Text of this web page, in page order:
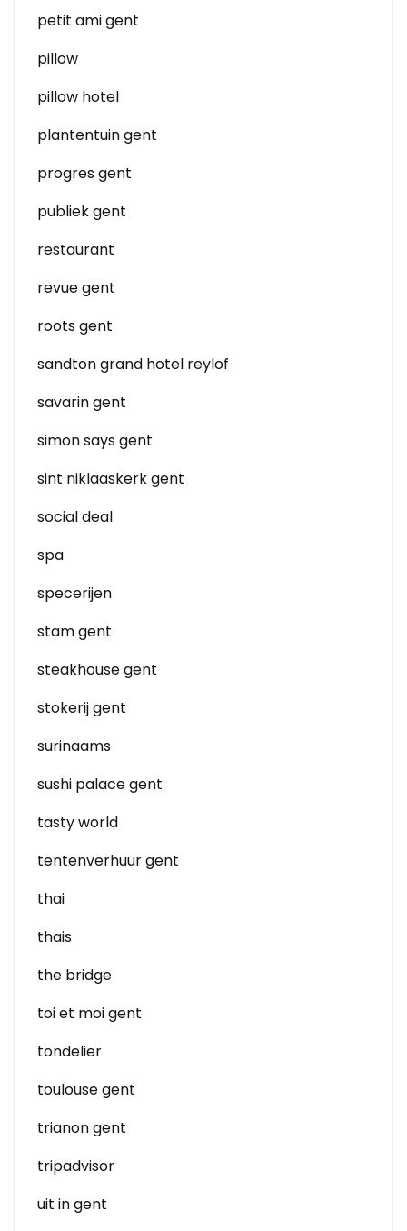
petit ami gent
pillow
pillow hotel
plantentuin gent
progres gent
publiek gent
restaurant
revue gent
roots gent
sandton grand hotel reylof
savarin gent
simon says gent
sint niklaaskerk gent
social deal
spa
specerijen
stam gent
steakhouse gent
stokerij gent
surinaams
sushi palace gent
tasty world
tentenverhuur gent
thai
thais
the bridge
toi et moi gent
tondelier
toulouse gent
trianon gent
tripadvisor
uit in gent